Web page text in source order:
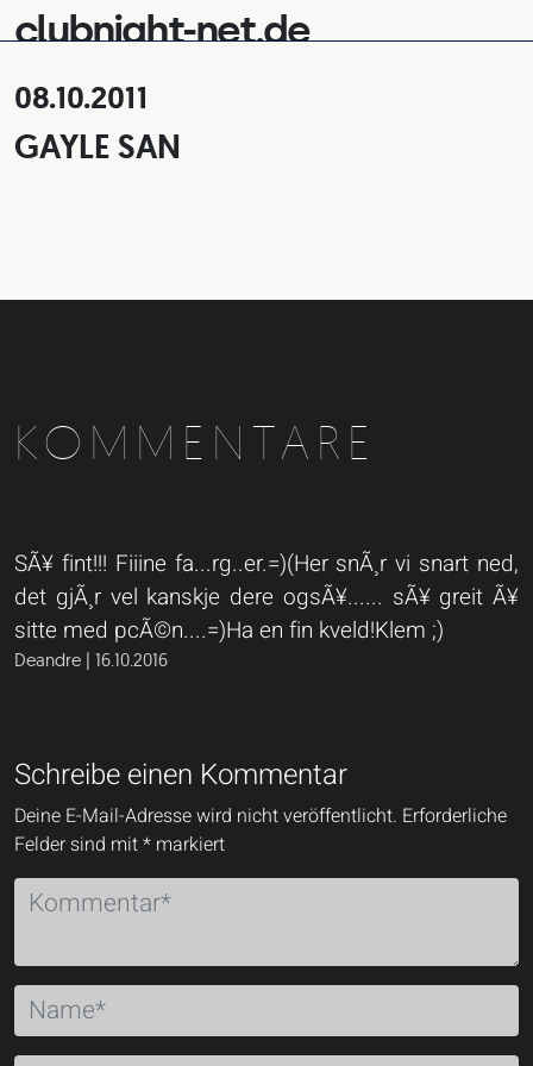
clubnight-net.de
08.10.2011
GAYLE SAN
KOMMENTARE
SÃ¥ fint!!! Fiiine fa...rg..er.=)(Her snÃ¸r vi snart ned,
det gjÃ¸r vel kanskje dere ogsÃ¥...... sÃ¥ greit Ã¥
sitte med pcÃ©n....=)Ha en fin kveld!Klem ;)
Deandre | 16.10.2016
Schreibe einen Kommentar
Deine E-Mail-Adresse wird nicht veröffentlicht. Erforderliche
Felder sind mit* markiert